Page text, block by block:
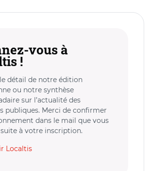
vous à
!
détail de notre édition
ou notre synthèse
sur l’actualité des
publiques. Merci de confirmer
dans le mail que vous
à votre inscription.
Localtis